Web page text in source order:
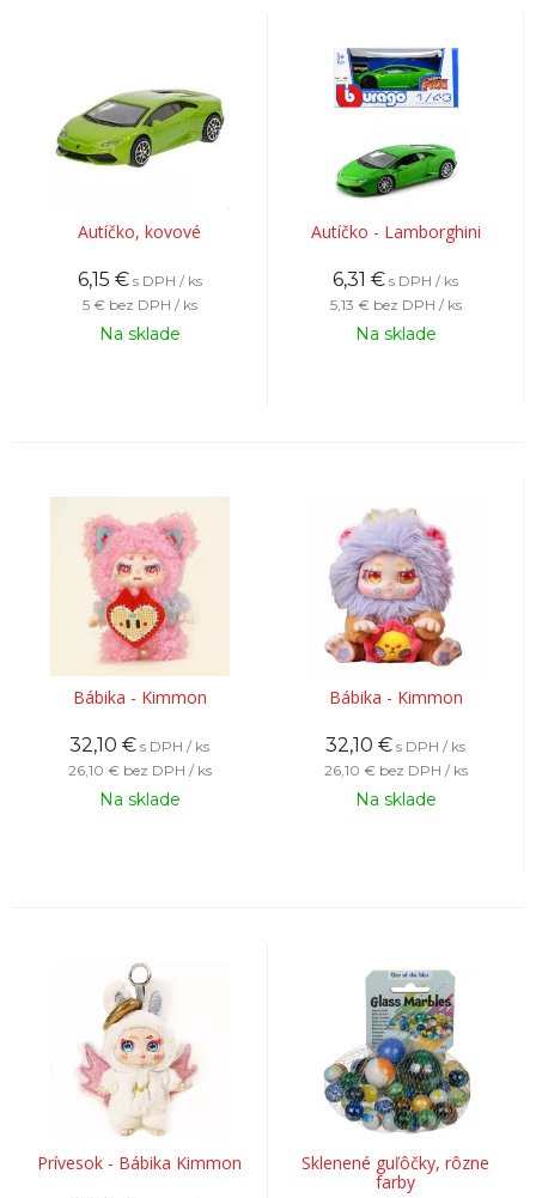
Autíčko, kovové
6,15 € s DPH / ks
5 € bez DPH / ks
Na sklade
Autíčko - Lamborghini
6,31 € s DPH / ks
5,13 € bez DPH / ks
Na sklade
Bábika - Kimmon
32,10 € s DPH / ks
26,10 € bez DPH / ks
Na sklade
Bábika - Kimmon
32,10 € s DPH / ks
26,10 € bez DPH / ks
Na sklade
Prívesok - Bábika Kimmon
Sklenené guľôčky, rôzne
farby